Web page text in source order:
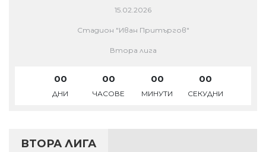
15.02.2026
Стадион "Иван Притъргов"
Втора лига
00
ДНИ
00
ЧАСОВЕ
00
МИНУТИ
00
СЕКУДНИ
ВТОРА ЛИГА